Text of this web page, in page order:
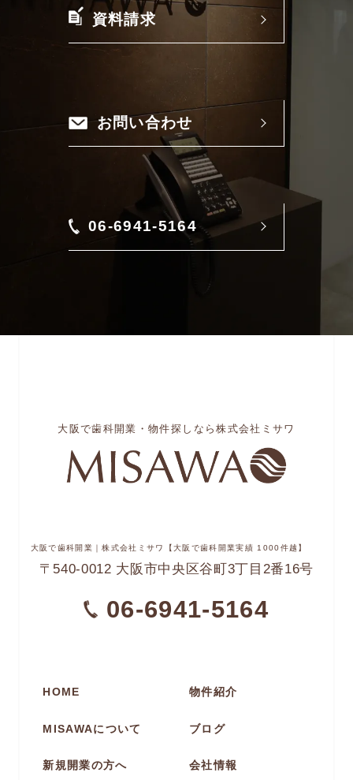
資料請求
お問い合わせ
06-6941-5164
大阪で歯科開業・物件探しなら株式会社ミサワ
大阪で歯科開業 ｜株式会社ミサワ【大阪で歯科開業実績 1000件越】
〒540-0012 大阪市中央区谷町3丁目2番16号
06-6941-5164
HOME
MISAWAについて
新規開業の方へ
物件紹介
ブログ
会社情報